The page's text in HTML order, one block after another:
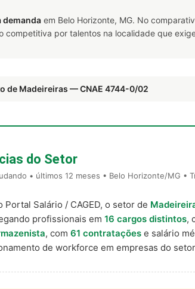
demanda em Belo Horizonte, MG. No
por talentos na localidade que
de Madeireiras — CNAE 4744-0/02
do Setor
• últimos 12 meses • Belo Horizonte/MG •
Portal Salário / CAGED, o setor de
profissionais em 16 cargos distintos,
, com 61 contratações e salário
de workforce em empresas do